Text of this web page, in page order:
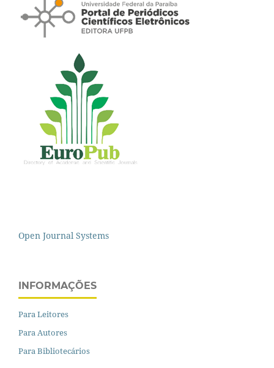
Open Journal Systems
INFORMAÇÕES
Para Leitores
Para Autores
Para Bibliotecários